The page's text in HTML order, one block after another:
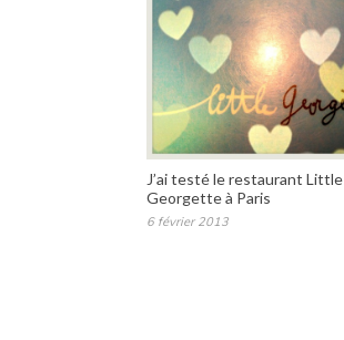
J’ai testé le restaurant Little
Georgette à Paris
6 février 2013